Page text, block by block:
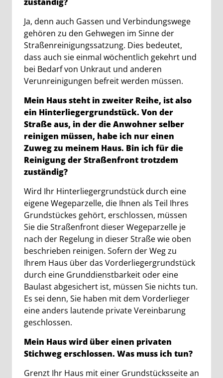
Ja, denn auch Gassen und Verbindungswege
gehören zu den Gehwegen im Sinne der
Straßenreinigungssatzung. Dies bedeutet,
dass auch sie einmal wöchentlich gekehrt und
bei Bedarf von Unkraut und anderen
Verunreinigungen befreit werden müssen.
Mein Haus steht in zweiter Reihe, ist also
ein Hinterliegergrundstück. Von der
Straße aus, in der die Anwohner selber
reinigen müssen, habe ich nur einen
Zuweg zu meinem Haus. Bin ich für die
Reinigung der Straßenfront trotzdem
zuständig?
Wird Ihr Hinterliegergrundstück durch eine
eigene Wegeparzelle, die Ihnen als Teil Ihres
Grundstückes gehört, erschlossen, müssen
Sie die Straßenfront dieser Wegeparzelle je
nach der Regelung in dieser Straße wie oben
beschrieben reinigen. Sofern der Weg zu
Ihrem Haus über das Vorderliegergrundstück
durch eine Grunddienstbarkeit oder eine
Baulast abgesichert ist, müssen Sie nichts tun.
Es sei denn, Sie haben mit dem Vorderlieger
eine anders lautende private Vereinbarung
geschlossen.
Mein Haus wird über einen privaten
Stichweg erschlossen. Was muss ich tun?
Grenzt Ihr Haus mit einer Grundstücksseite an